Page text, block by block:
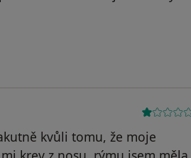
kvůli tomu, že moje